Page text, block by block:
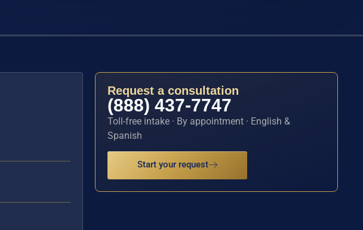
Request a consultation
(888) 437-7747
Toll-free intake · By appointment · English &
Spanish
Start your request